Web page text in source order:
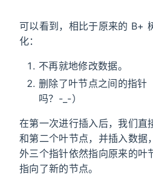
可以看到，相比于原来的 B+
化：
不再就地修改数据。
删除了叶节点之间的指针
吗？-_-）
在第一次进行插入后，我们
和第二个叶节点，并插入数据
外三个指针依然指向原来的叶
指向了新的节点。